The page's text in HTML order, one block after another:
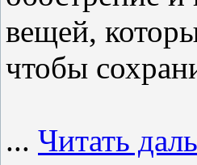
вещей,
чтобы
... Читать